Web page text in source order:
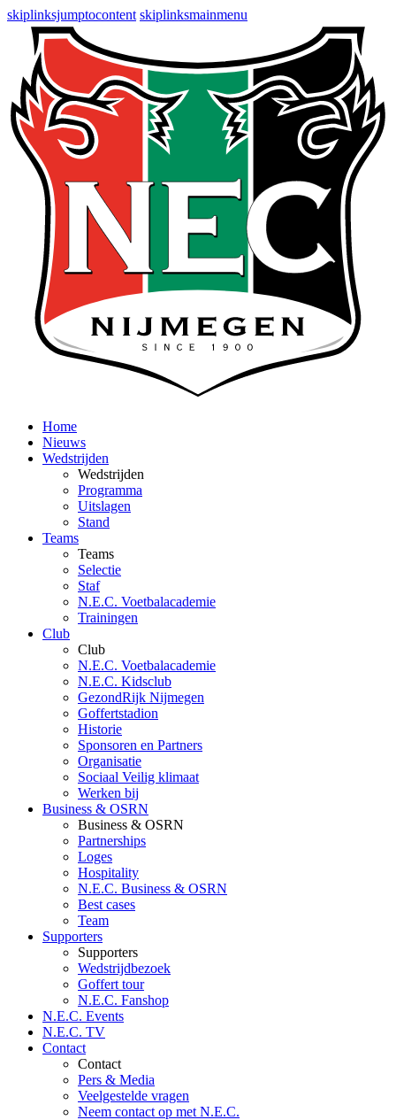
skiplinksjumptocontent skiplinksmainmenu
Home
Nieuws
Wedstrijden
Wedstrijden
Programma
Uitslagen
Stand
Teams
Teams
Selectie
Staf
N.E.C. Voetbalacademie
Trainingen
Club
Club
N.E.C. Voetbalacademie
N.E.C. Kidsclub
GezondRijk Nijmegen
Goffertstadion
Historie
Sponsoren en Partners
Organisatie
Sociaal Veilig klimaat
Werken bij
Business & OSRN
Business & OSRN
Partnerships
Loges
Hospitality
N.E.C. Business & OSRN
Best cases
Team
Supporters
Supporters
Wedstrijdbezoek
Goffert tour
N.E.C. Fanshop
N.E.C. Events
N.E.C. TV
Contact
Contact
Pers & Media
Veelgestelde vragen
Neem contact op met N.E.C.